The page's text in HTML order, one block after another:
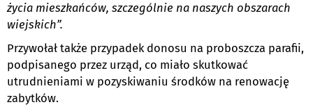
życia mieszkańców, szczególnie na naszych obszarach
wiejskich”.
Przywołał także przypadek donosu na proboszcza parafii,
podpisanego przez urząd, co miało skutkować
utrudnieniami w pozyskiwaniu środków na renowację
zabytków.